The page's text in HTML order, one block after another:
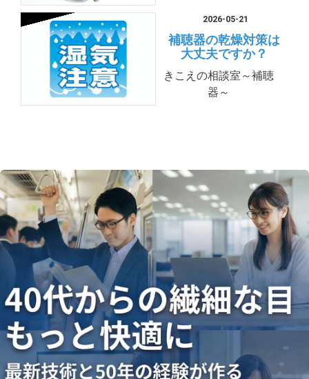
2026-05-21
補聴器の乾燥対策は
大丈夫ですか？
きこえの相談室～補聴
器～